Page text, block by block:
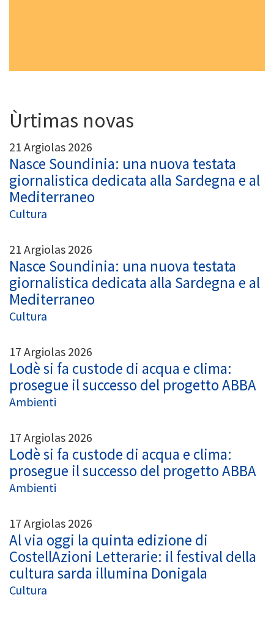
Ùrtimas novas
21 Argiolas 2026
Nasce Soundinia: una nuova testata
giornalistica dedicata alla Sardegna e al
Mediterraneo
Cultura
21 Argiolas 2026
Nasce Soundinia: una nuova testata
giornalistica dedicata alla Sardegna e al
Mediterraneo
Cultura
17 Argiolas 2026
Lodè si fa custode di acqua e clima:
prosegue il successo del progetto ABBA
Ambienti
17 Argiolas 2026
Lodè si fa custode di acqua e clima:
prosegue il successo del progetto ABBA
Ambienti
17 Argiolas 2026
Al via oggi la quinta edizione di
CostellAzioni Letterarie: il festival della
cultura sarda illumina Donigala
Cultura